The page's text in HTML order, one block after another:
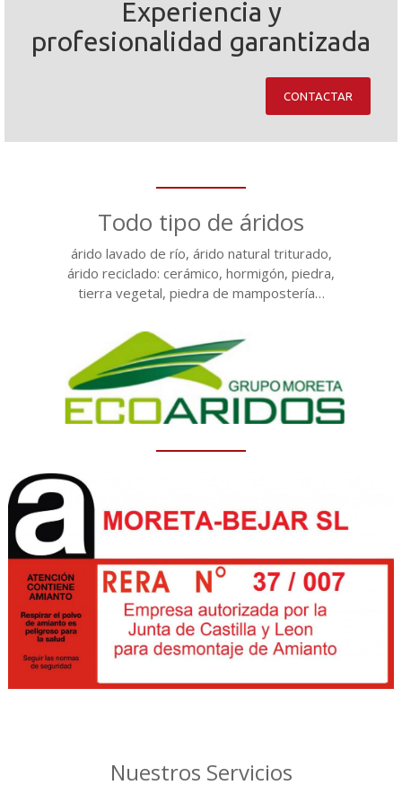
Experiencia y
profesionalidad garantizada
Todo tipo de áridos
árido lavado de río, árido natural triturado,
árido reciclado: cerámico, hormigón, piedra,
tierra vegetal, piedra de mampostería…
Nuestros Servicios